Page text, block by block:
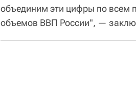
объединим эти цифры по всем
объемов ВВП России", —